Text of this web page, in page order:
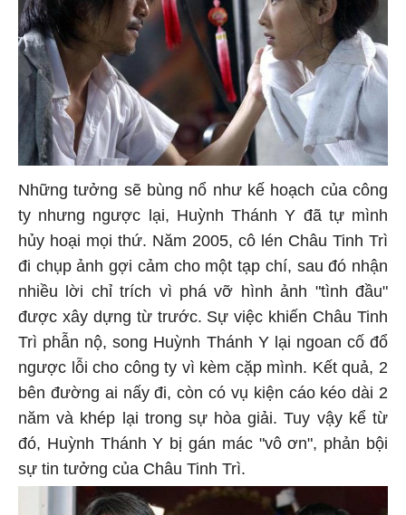
Những tưởng sẽ bùng nổ như kế hoạch của công
ty nhưng ngược lại, Huỳnh Thánh Y đã tự mình
hủy hoại mọi thứ. Năm 2005, cô lén Châu Tinh Trì
đi chụp ảnh gợi cảm cho một tạp chí, sau đó nhận
nhiều lời chỉ trích vì phá vỡ hình ảnh "tình đầu"
được xây dựng từ trước. Sự việc khiến Châu Tinh
Trì phẫn nộ, song Huỳnh Thánh Y lại ngoan cố đổ
ngược lỗi cho công ty vì kèm cặp mình. Kết quả, 2
bên đường ai nấy đi, còn có vụ kiện cáo kéo dài 2
năm và khép lại trong sự hòa giải. Tuy vậy kể từ
đó, Huỳnh Thánh Y bị gán mác "vô ơn", phản bội
sự tin tưởng của Châu Tinh Trì.